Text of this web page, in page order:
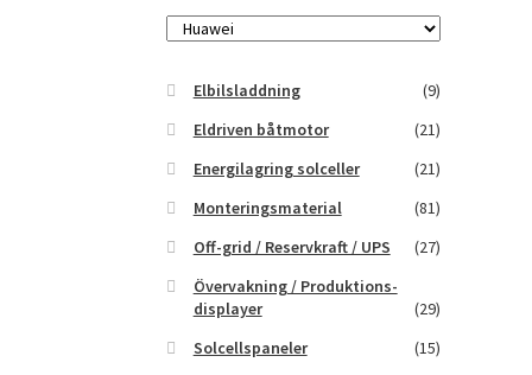
Elbilsladdning
(9)
Eldriven båtmotor
(21)
Energilagring solceller
(21)
Monteringsmaterial
(81)
Off-grid / Reservkraft / UPS
(27)
Övervakning / Produktions-
displayer
(29)
Solcellspaneler
(15)